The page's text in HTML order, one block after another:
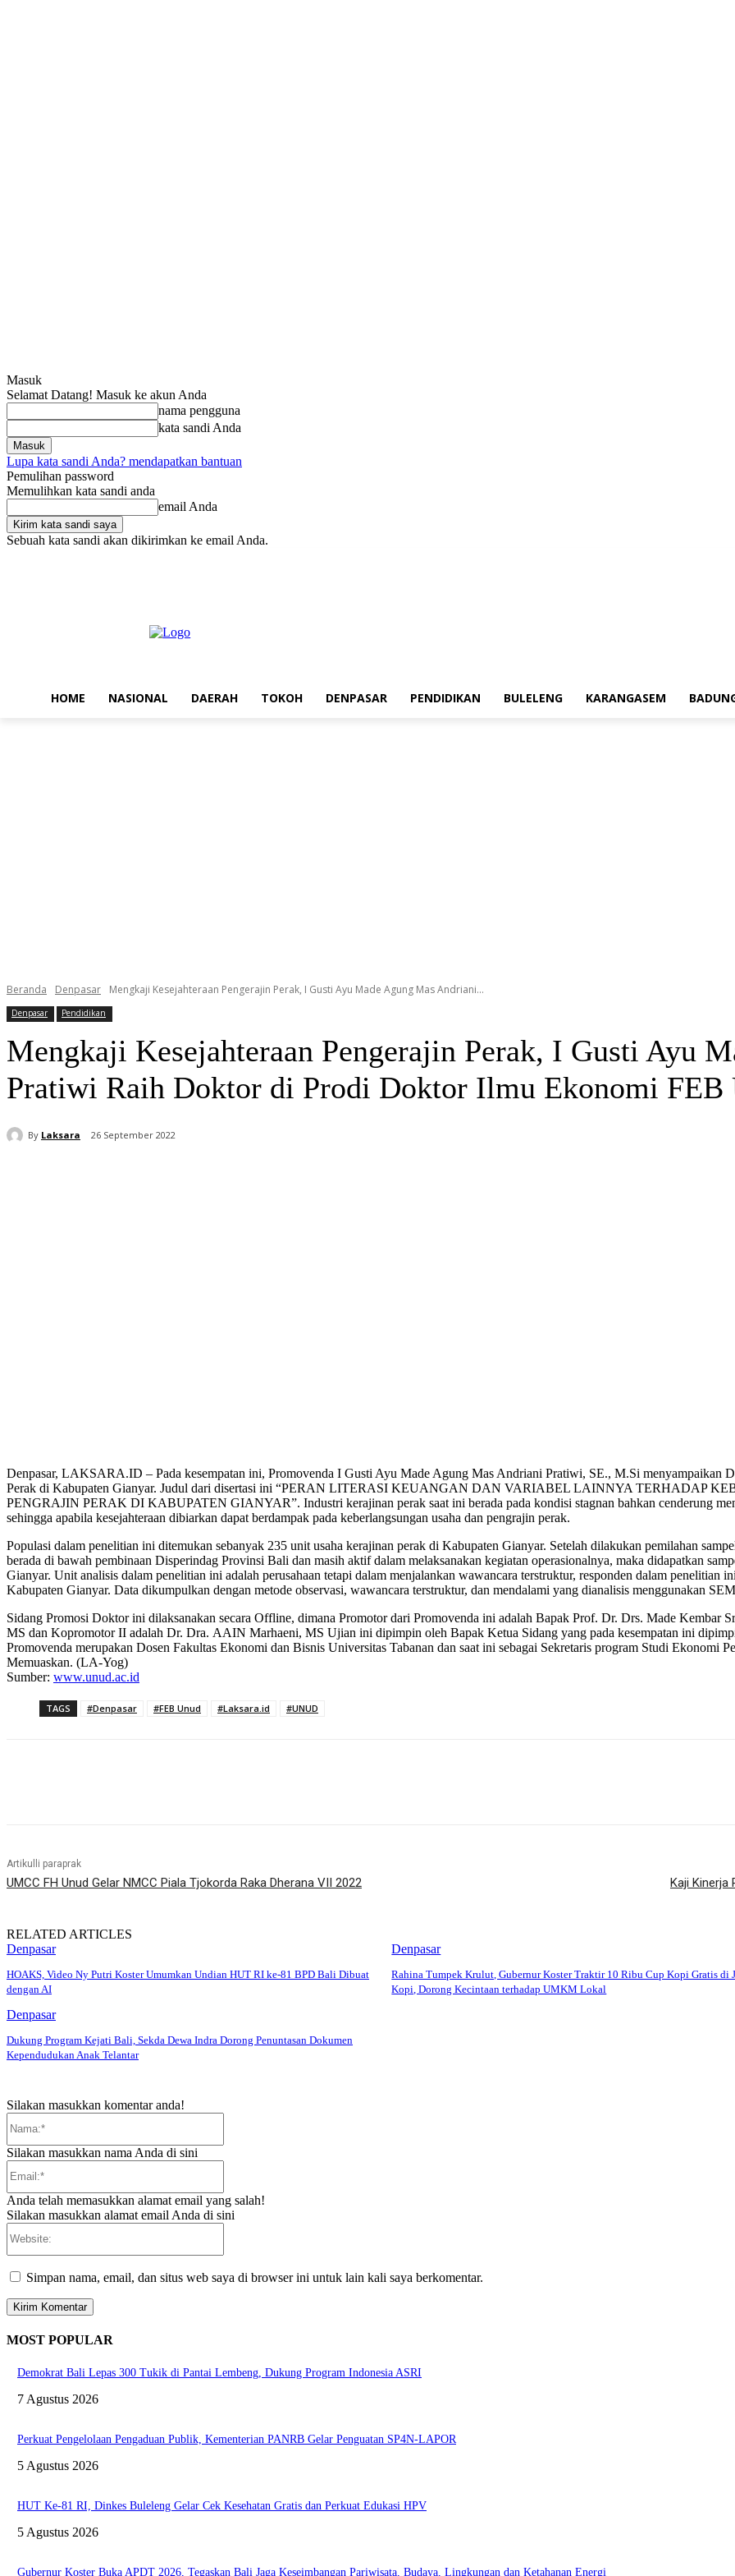
Masuk
Selamat Datang! Masuk ke akun Anda
nama pengguna
kata sandi Anda
Lupa kata sandi Anda? mendapatkan bantuan
Pemulihan password
Memulihkan kata sandi anda
email Anda
Sebuah kata sandi akan dikirimkan ke email Anda.
HOME NASIONAL DAERAH TOKOH DENPASAR PENDIDIKAN BULELENG KARANGASEM
Beranda Denpasar Mengkaji Kesejahteraan Pengerajin Perak, I Gusti Ayu Made Agung Mas Andriani...
Denpasar Pendidikan
Mengkaji Kesejahteraan Pengerajin Perak, I Gusti Ayu
Pratiwi Raih Doktor di Prodi Doktor Ilmu Ekonomi FEB
By Laksara 26 September 2022
Denpasar, LAKSARA.ID – Pada kesempatan ini, Promovenda I Gusti Ayu Made Agung Mas Andriani Pratiwi, SE., M.Si menyampaikan
Perak di Kabupaten Gianyar. Judul dari disertasi ini “PERAN LITERASI KEUANGAN DAN VARIABEL LAINNYA TERHADAP
PENGRAJIN PERAK DI KABUPATEN GIANYAR”. Industri kerajinan perak saat ini berada pada kondisi stagnan bahkan cenderung
sehingga apabila kesejahteraan dibiarkan dapat berdampak pada keberlangsungan usaha dan pengrajin perak.
Populasi dalam penelitian ini ditemukan sebanyak 235 unit usaha kerajinan perak di Kabupaten Gianyar. Setelah dilakukan pemilahan
berada di bawah pembinaan Disperindag Provinsi Bali dan masih aktif dalam melaksanakan kegiatan operasionalnya, maka didapatkan
Gianyar. Unit analisis dalam penelitian ini adalah perusahaan tetapi dalam menjalankan wawancara terstruktur, responden dalam
Kabupaten Gianyar. Data dikumpulkan dengan metode observasi, wawancara terstruktur, dan mendalami yang dianalisis menggunakan
Sidang Promosi Doktor ini dilaksanakan secara Offline, dimana Promotor dari Promovenda ini adalah Bapak Prof. Dr. Drs. Made Kembar
MS dan Kopromotor II adalah Dr. Dra. AAIN Marhaeni, MS Ujian ini dipimpin oleh Bapak Ketua Sidang yang pada kesempatan ini
Promovenda merupakan Dosen Fakultas Ekonomi dan Bisnis Universitas Tabanan dan saat ini sebagai Sekretaris program Studi Ekonomi
Memuaskan. (LA-Yog)
Sumber: www.unud.ac.id
TAGS #Denpasar #FEB Unud #Laksara.id #UNUD
Artikulli paraprak
UMCC FH Unud Gelar NMCC Piala Tjokorda Raka Dherana VII 2022 Kaji Kinerja
RELATED ARTICLES
Denpasar
HOAKS, Video Ny Putri Koster Umumkan Undian HUT RI ke-81 BPD Bali Dibuat
dengan AI
Denpasar
Rahina Tumpek Krulut, Gubernur Koster Traktir 10 Ribu Cup Kopi Gratis di
Kopi, Dorong Kecintaan terhadap UMKM Lokal
Denpasar
Dukung Program Kejati Bali, Sekda Dewa Indra Dorong Penuntasan Dokumen
Kependudukan Anak Telantar
Silakan masukkan komentar anda!
Silakan masukkan nama Anda di sini
Anda telah memasukkan alamat email yang salah!
Silakan masukkan alamat email Anda di sini
Simpan nama, email, dan situs web saya di browser ini untuk lain kali saya berkomentar.
MOST POPULAR
Demokrat Bali Lepas 300 Tukik di Pantai Lembeng, Dukung Program Indonesia ASRI
7 Agustus 2026
Perkuat Pengelolaan Pengaduan Publik, Kementerian PANRB Gelar Penguatan SP4N-LAPOR
5 Agustus 2026
HUT Ke-81 RI, Dinkes Buleleng Gelar Cek Kesehatan Gratis dan Perkuat Edukasi HPV
5 Agustus 2026
Gubernur Koster Buka APDT 2026, Tegaskan Bali Jaga Keseimbangan Pariwisata, Budaya, Lingkungan dan Ketahanan Energi